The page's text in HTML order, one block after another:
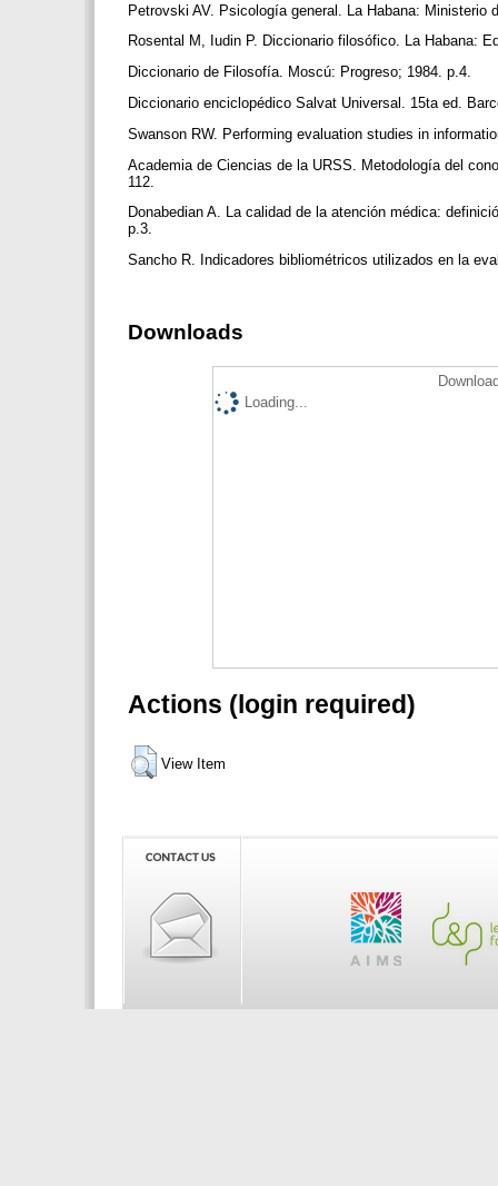
Petrovski AV. Psicología general. La Habana:
Rosental M, Iudin P. Diccionario filosófico. La Habana:
Diccionario de Filosofía. Moscú: Progreso; 1984. p.4.
Diccionario enciclopédico Salvat Universal. 15ta ed.
Swanson RW. Performing evaluation studies in
Academia de Ciencias de la URSS. Metodología del
112.
Donabedian A. La calidad de la atención médica:
p.3.
Sancho R. Indicadores bibliométricos utilizados en la
Downloads
Loading...
Actions (login required)
View Item